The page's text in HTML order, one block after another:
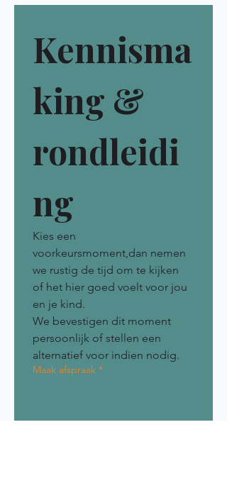
Kennisma
king &
rondleidi
ng
Kies een
voorkeursmoment,dan nemen
we rustig de tijd om te kijken
of het hier goed voelt voor jou
en je kind.
We bevestigen dit moment
persoonlijk of stellen een
alternatief voor indien nodig.
Maak afspraak *